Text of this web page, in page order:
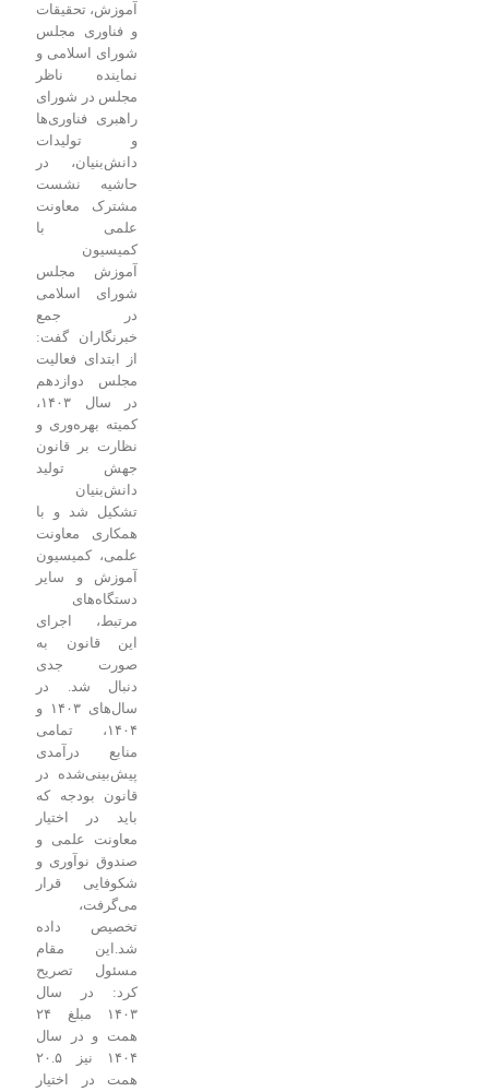
آموزش، تحقیقات
و فناوری مجلس
شورای اسلامی و
نماینده ناظر
مجلس در شورای
راهبری فناوری‌ها
و تولیدات
دانش‌بنیان، در
حاشیه نشست
مشترک معاونت
علمی با
آموزش مجلس
شورای اسلامی
در جمع
خبرنگاران گفت:
از ابتدای فعالیت
مجلس دوازدهم
در سال ۱۴۰۳،
کمیته بهره‌وری و
نظارت بر قانون
جهش تولید
تشکیل شد و با
همکاری معاونت
علمی، کمیسیون
آموزش و سایر
مرتبط، اجرای
این قانون به
صورت جدی
دنبال شد. در
سال‌های ۱۴۰۳ و
۱۴۰۴، تمامی
منابع درآمدی
پیش‌بینی‌شده در
قانون بودجه که
باید در اختیار
معاونت علمی و
صندوق نوآوری و
شکوفایی قرار
تخصیص داده
این مقام
مسئول تصریح
کرد: در سال
۱۴۰۳ مبلغ ۲۴
همت و در سال
۱۴۰۴ نیز ۲۰.۵
همت در اختیار